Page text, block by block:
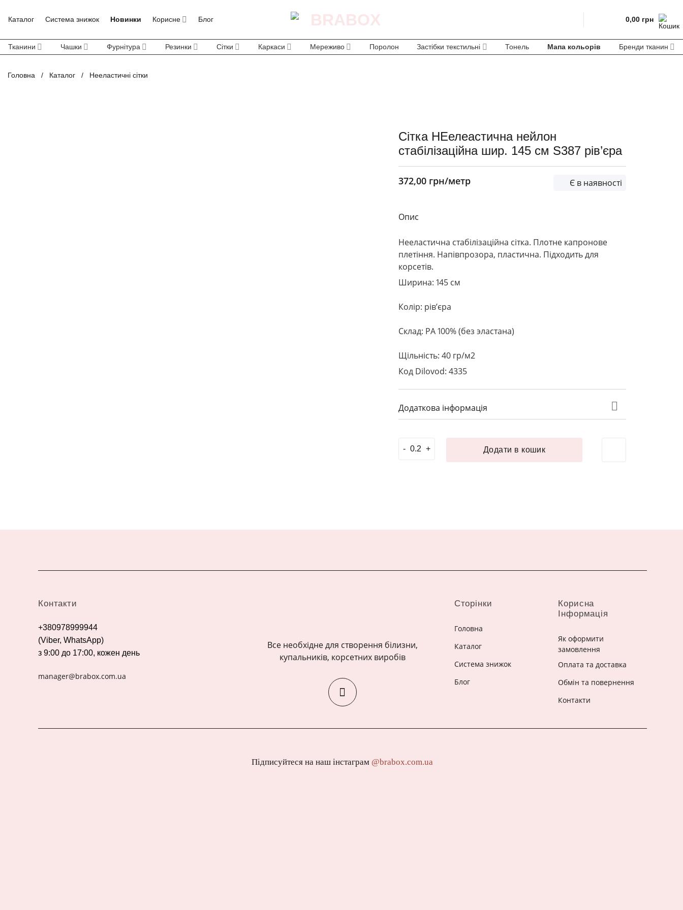
Каталог Система знижок Новинки Корисне Блог 0,00 грн
Тканини Чашки Фурнітура Резинки Сітки Каркаси Мереживо Поролон Застібки текстильні Тонель Мапа кольорів Бренди тканин
Головна / Каталог / Нееластичні сітки
Сітка НЕелеастична нейлон
стабілізаційна шир. 145 см S387 рів’єра
372,00 грн/метр Є в наявності
Опис
Нееластична стабілізаційна сітка. Плотне капронове
плетіння. Напівпрозора, пластична. Підходить для
корсетів.
Ширина: 145 см
Колір: рів’єра
Склад: PA 100% (без эластана)
Щільність: 40 гр/м2
Код Dilovod: 4335
Додаткова інформація
Сітка НЕелеастична нейлон стабілізаційна шир. 145 см S387 рів'єра
Додати в кошик
Контакти
+380978999944
(Viber, WhatsApp)
з 9:00 до 17:00, кожен день
manager@brabox.com.ua
Все необхідне для створення білизни,
купальників, корсетних виробів
Сторінки
Головна
Каталог
Система знижок
Блог
Корисна
Інформація
Як оформити
замовлення
Оплата та доставка
Обмін та повернення
Контакти
Підписуйтеся на наш інстаграм @brabox.com.ua